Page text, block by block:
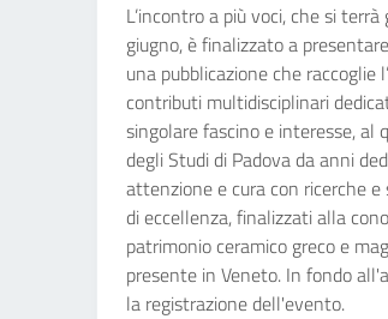
L’incontro a più voci, che si terrà
giugno, è finalizzato a
una pubblicazione che raccoglie
contributi multidisciplinari
singolare fascino e interesse, al
degli Studi di Padova da anni
attenzione e cura con ricerche e
di eccellenza, finalizzati alla
patrimonio ceramico greco e
presente in Veneto. In fondo
la registrazione dell'evento.